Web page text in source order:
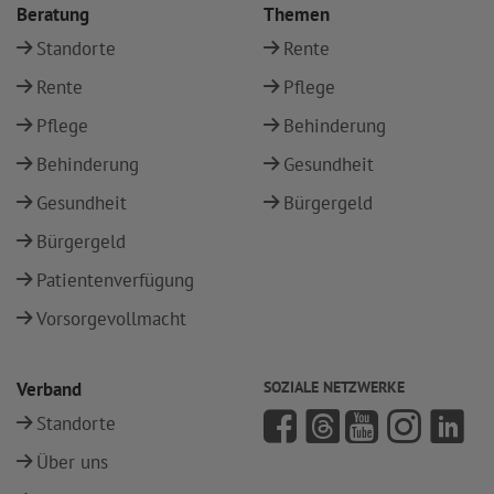
Beratung
Standorte
Rente
Pflege
Behinderung
Gesundheit
Bürgergeld
Patientenverfügung
Vorsorgevollmacht
Themen
Rente
Pflege
Behinderung
Gesundheit
Bürgergeld
Verband
Standorte
Über uns
SOZIALE NETZWERKE